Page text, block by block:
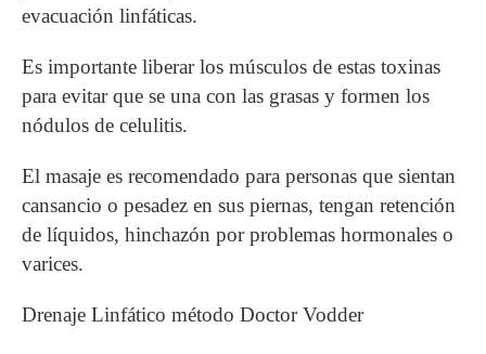
evacuación linfáticas.
Es importante liberar los músculos de estas toxinas
para evitar que se una con las grasas y formen los
nódulos de celulitis.
El masaje es recomendado para personas que sientan
cansancio o pesadez en sus piernas, tengan retención
de líquidos, hinchazón por problemas hormonales o
varices.
Drenaje Linfático método Doctor Vodder